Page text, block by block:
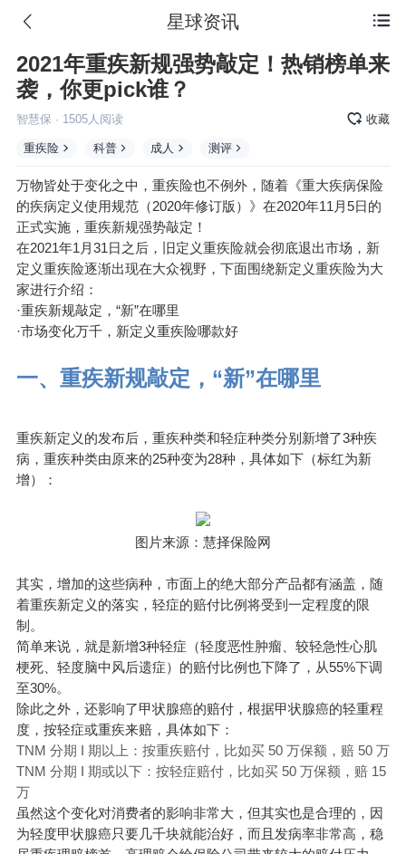
 星球资讯
2021年重疾新规强势敲定！热销榜单来
袭，你更pick谁？
智慧保 · 1505人阅读 收藏
重疾险 科普 成人 测评
万物皆处于变化之中，重疾险也不例外，随着《重大疾病保险
的疾病定义使用规范（2020年修订版）》在2020年11月5日的
正式实施，重疾新规强势敲定！
在2021年1月31日之后，旧定义重疾险就会彻底退出市场，新
定义重疾险逐渐出现在大众视野，下面围绕新定义重疾险为大
家进行介绍：
·重疾新规敲定，“新”在哪里
·市场变化万千，新定义重疾险哪款好
一、重疾新规敲定，“新”在哪里
重疾新定义的发布后，重疾种类和轻症种类分别新增了3种疾
病，重疾种类由原来的25种变为28种，具体如下（标红为新
增）：
图片来源：慧择保险网
其实，增加的这些病种，市面上的绝大部分产品都有涵盖，随
着重疾新定义的落实，轻症的赔付比例将受到一定程度的限
制。
简单来说，就是新增3种轻症（轻度恶性肿瘤、较轻急性心肌
梗死、轻度脑中风后遗症）的赔付比例也下降了，从55%下调
至30%。
除此之外，还影响了甲状腺癌的赔付，根据甲状腺癌的轻重程
度，按轻症或重疾来赔，具体如下：
TNM 分期 I 期以上：按重疾赔付，比如买 50 万保额，赔 50 万
TNM 分期 I 期或以下：按轻症赔付，比如买 50 万保额，赔 15
万
虽然这个变化对消费者的影响非常大，但其实也是合理的，因
为轻度甲状腺癌只要几千块就能治好，而且发病率非常高，稳